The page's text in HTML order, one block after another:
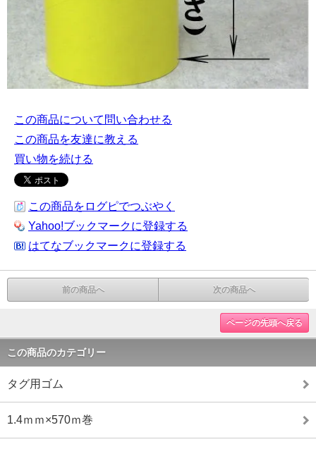
この商品について問い合わせる
この商品を友達に教える
買い物を続ける
この商品をログピでつぶやく
Yahoo!ブックマークに登録する
はてなブックマークに登録する
前の商品へ 次の商品へ
ページの先頭へ戻る
この商品のカテゴリー
タグ用ゴム
1.4ｍｍ×570ｍ巻